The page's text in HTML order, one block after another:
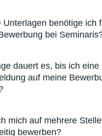
Unterlagen benötige ich
bei
dauert es, bis ich eine
auf meine
mich auf mehrere
bewerben?